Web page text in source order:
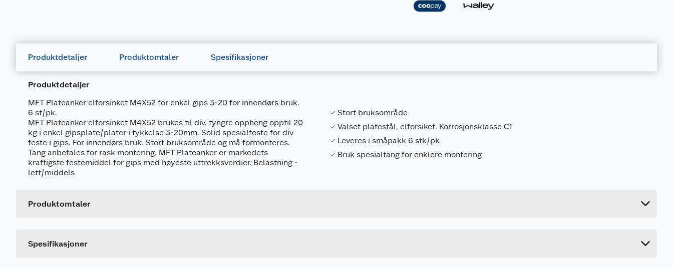
Produktdetaljer Produktomtaler Spesifikasjoner
Produktdetaljer
MFT Plateanker elforsinket M4X52 for enkel gips 3-20 for innendørs bruk.
6 st/pk.
MFT Plateanker elforsinket M4X52 brukes til div. tyngre oppheng opptil 20
kg i enkel gipsplate/plater i tykkelse 3-20mm. Solid spesialfeste for div
feste i gips. For innendørs bruk. Stort bruksområde og må formonteres.
Tang anbefales for rask montering. MFT Plateanker er markedets
kraftigste festemiddel for gips med høyeste uttrekksverdier. Belastning -
lett/middels
Stort bruksområde
Valset platestål, elforsiket. Korrosjonsklasse C1
Leveres i småpakk 6 stk/pk
Bruk spesialtang for enklere montering
Produktomtaler
Spesifikasjoner
Generelt
Leverandørens artikkelnummer